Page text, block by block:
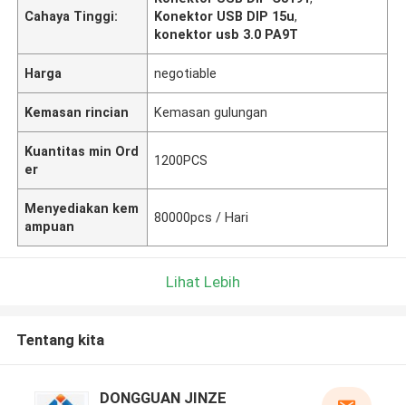
Cahaya Tinggi:
Konektor USB DIP 15u,
konektor usb 3.0 PA9T
Harga negotiable
Kemasan rincian Kemasan gulungan
Kuantitas min Ord
er
1200PCS
Menyediakan kem
ampuan
80000pcs / Hari
Lihat Lebih
Tentang kita
DONGGUAN JINZE